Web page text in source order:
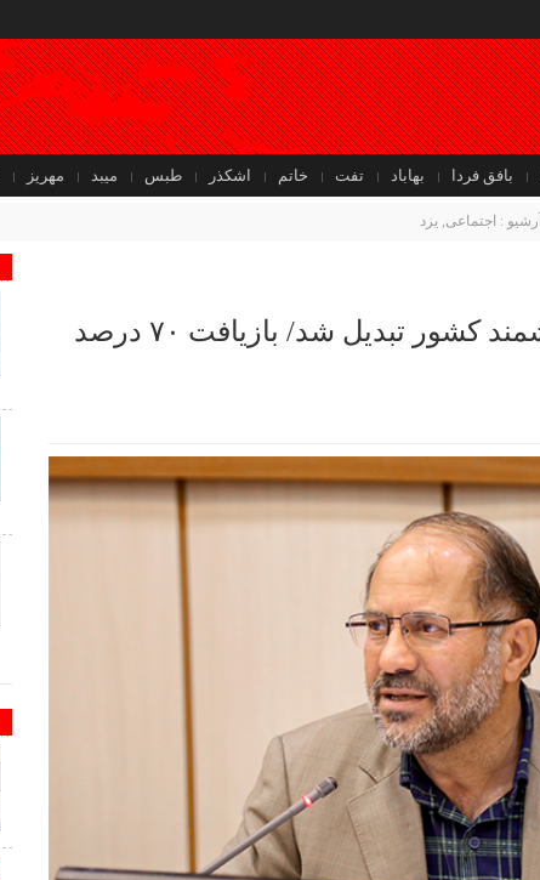
بافق فردا بهاباد تفت خاتم اشکذر طبس میبد مهریز
آرشیو : اجتماعی, یزد
یزد به چهارمین شهر هوشمند کشور تبدیل شد/ بازیافت ۷۰ درصد